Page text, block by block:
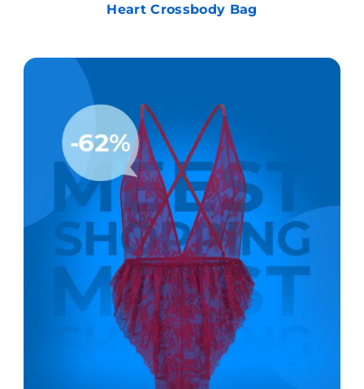
Heart Crossbody Bag